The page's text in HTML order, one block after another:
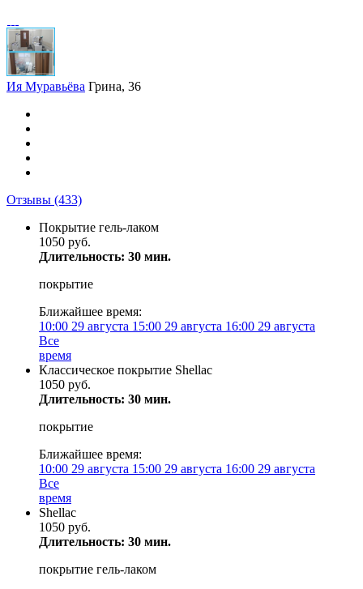
Ия Муравьёва Грина, 36
Отзывы (433)
Покрытие гель-лаком
1050 руб.
Длительность: 30 мин.
покрытие
Ближайшее время:
10:00 29 августа 15:00 29 августа 16:00 29 августа
Все
время
Классическое покрытие Shellac
1050 руб.
Длительность: 30 мин.
покрытие
Ближайшее время:
10:00 29 августа 15:00 29 августа 16:00 29 августа
Все
время
Shellac
1050 руб.
Длительность: 30 мин.
покрытие гель-лаком